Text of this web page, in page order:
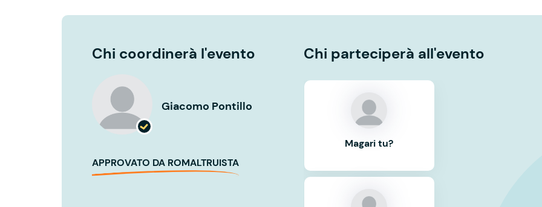
Chi coordinerà l'evento
Giacomo Pontillo
APPROVATO DA ROMALTRUISTA
Chi parteciperà all'evento
Magari tu?